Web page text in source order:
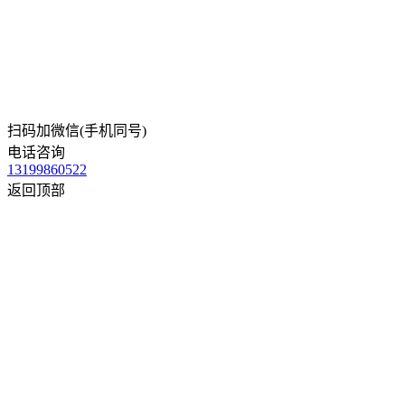
扫码加微信(手机同号)
电话咨询
13199860522
返回顶部